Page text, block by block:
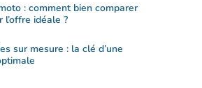
: comment bien comparer
l’offre idéale ?
sur mesure : la clé d’une